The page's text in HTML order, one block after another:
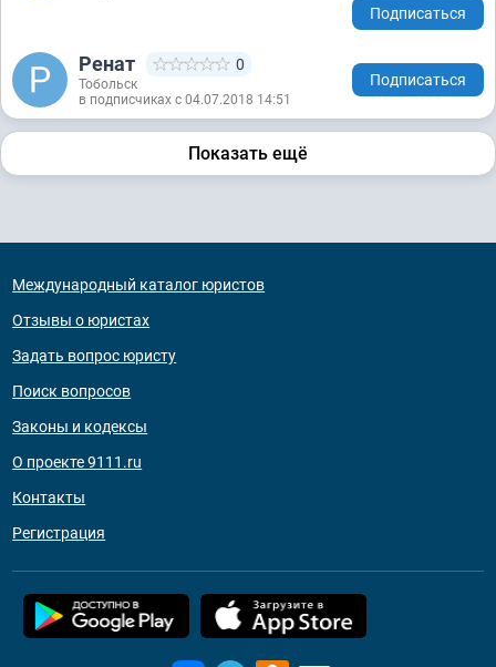
Подписаться
Ренат 0
Тобольск
в подписчиках с 04.07.2018 14:51
Подписаться
Показать ещё
Международный каталог юристов
Отзывы о юристах
Задать вопрос юристу
Поиск вопросов
Законы и кодексы
О проекте 9111.ru
Контакты
Регистрация